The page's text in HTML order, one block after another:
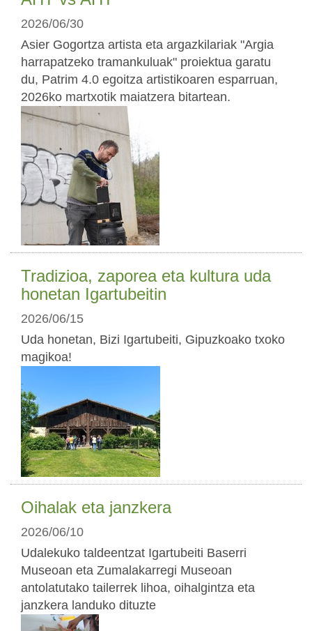
2026/06/30
Asier Gogortza artista eta argazkilariak "Argia
harrapatzeko tramankuluak" proiektua garatu
du, Patrim 4.0 egoitza artistikoaren esparruan,
2026ko martxotik maiatzera bitartean.
Tradizioa, zaporea eta kultura uda
honetan Igartubeitin
2026/06/15
Uda honetan, Bizi Igartubeiti, Gipuzkoako txoko
magikoa!
Oihalak eta janzkera
2026/06/10
Udalekuko taldeentzat Igartubeiti Baserri
Museoan eta Zumalakarregi Museoan
antolatutako tailerrek lihoa, oihalgintza eta
janzkera landuko dituzte